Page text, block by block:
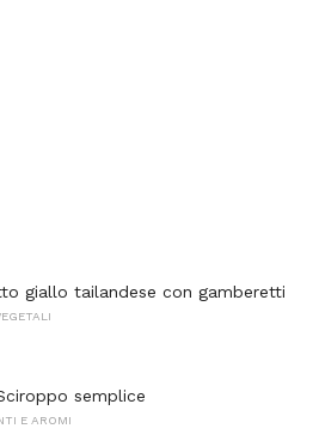
giallo tailandese con gamberetti
semplice
E AROMI